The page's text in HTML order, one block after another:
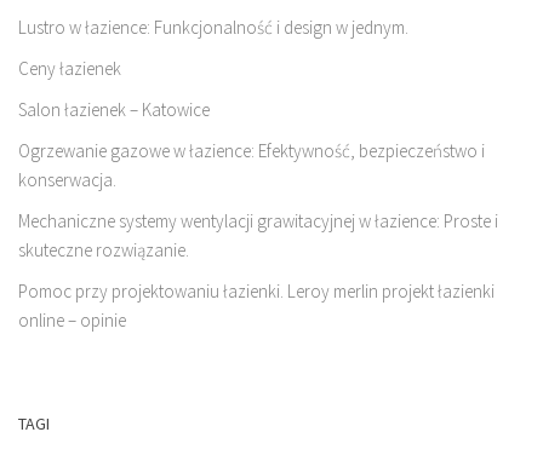
Lustro w łazience: Funkcjonalność i design w jednym.
Ceny łazienek
Salon łazienek – Katowice
Ogrzewanie gazowe w łazience: Efektywność, bezpieczeństwo i
konserwacja.
Mechaniczne systemy wentylacji grawitacyjnej w łazience: Proste i
skuteczne rozwiązanie.
Pomoc przy projektowaniu łazienki. Leroy merlin projekt łazienki
online – opinie
TAGI